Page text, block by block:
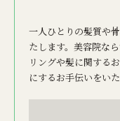
一人ひとりの髪質や
たします。美容院な
リングや髪に関する
にするお手伝いをいた